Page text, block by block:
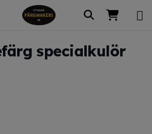
specialkulör